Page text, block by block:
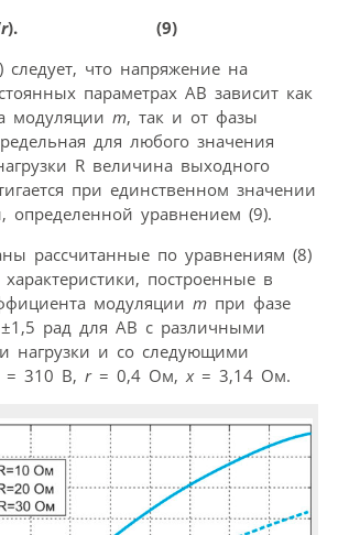
r). (9)
следует, что напряжение на
параметрах АВ зависит как
модуляции m, так и от фазы
для любого значения
R величина выходного
при единственном значении
определенной уравнением (9).
рассчитанные по уравнениям (8)
построенные в
модуляции m при фазе
рад для АВ с различными
нагрузки и со следующими
= 310 B, r= 0,4 Ом,x= 3,14 Ом.